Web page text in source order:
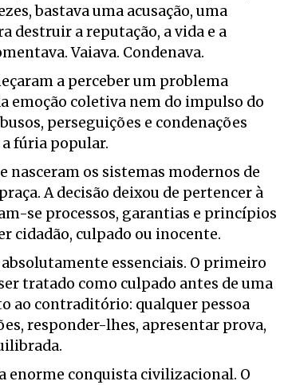
bastava uma acusação, uma
destruir a reputação, a vida e a
Vaiava. Condenava.
a perceber um problema
emoção coletiva nem do impulso do
perseguições e condenações
fúria popular.
nasceram os sistemas modernos de
A decisão deixou de pertencer à
se processos, garantias e princípios
cidadão, culpado ou inocente.
essenciais. O primeiro
tratado como culpado antes de uma
ao contraditório: qualquer pessoa
responder-lhes, apresentar prova,
enorme conquista civilizacional. O